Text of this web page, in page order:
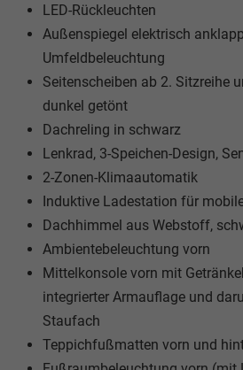
LED-Rückleuchten
Außenspiegel elektrisch
Umfeldbeleuchtung
Seitenscheiben ab 2. Sitzreihe
dunkel getönt
Dachreling in schwarz
Lenkrad, 3-Speichen-Design,
2-Zonen-Klimaautomatik
Induktive Ladestation für
Dachhimmel aus Webstoff,
Ambientebeleuchtung vorn
Mittelkonsole vorn mit
integrierter Armauflage und
Staufach
Teppichfußmatten vorn und